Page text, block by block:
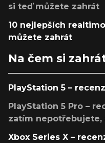
si teď můžete zahrát
10 nejlepších
můžete zahrát
Na čem si
PlayStation 5 –
PlayStation 5 Pro –
zatím nepotřebujete,
Xbox Series X –